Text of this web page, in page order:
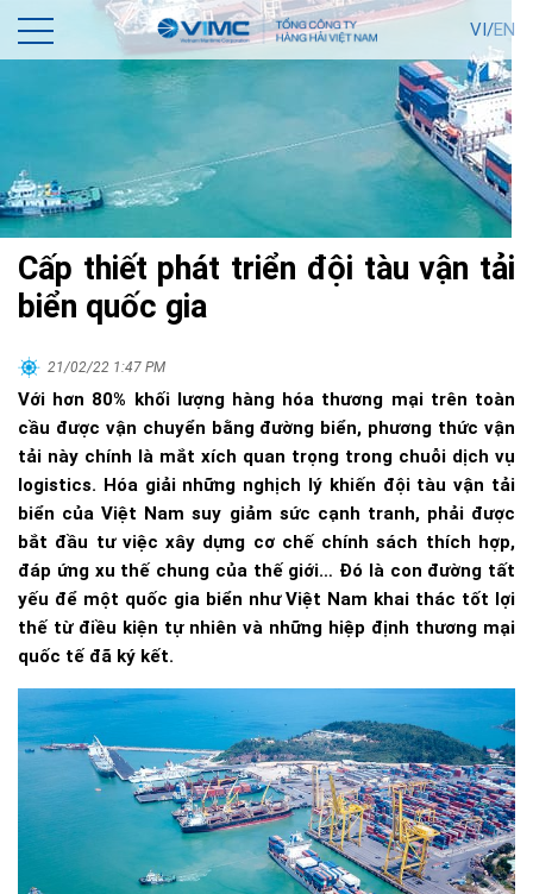
VI/EN
Cấp thiết phát triển đội tàu vận tải
biển quốc gia
21/02/22 1:47 PM
Với hơn 80% khối lượng hàng hóa thương mại trên toàn
cầu được vận chuyển bằng đường biển, phương thức vận
tải này chính là mắt xích quan trọng trong chuỗi dịch vụ
logistics. Hóa giải những nghịch lý khiến đội tàu vận tải
biển của Việt Nam suy giảm sức cạnh tranh, phải được
bắt đầu tư việc xây dựng cơ chế chính sách thích hợp,
đáp ứng xu thế chung của thế giới… Đó là con đường tất
yếu để một quốc gia biển như Việt Nam khai thác tốt lợi
thế từ điều kiện tự nhiên và những hiệp định thương mại
quốc tế đã ký kết.